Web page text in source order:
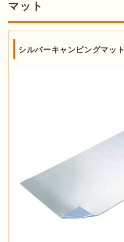
マット
シルバーキャンピングマット